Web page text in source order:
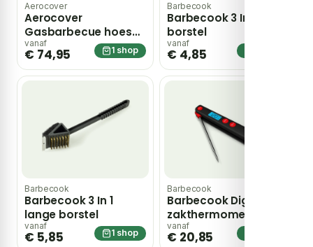
Aerocover
Aerocover
Gasbarbecue hoes
XL – grijs
vanaf
€ 74,95 1 shop
Barbecook
Barbecook 3 In 1
borstel
vanaf
€ 4,85
Barbecook
Barbecook 3 In 1
lange borstel
vanaf
€ 5,85 1 shop
Barbecook
Barbecook Digitale
zakthermometer
vanaf
€ 20,85